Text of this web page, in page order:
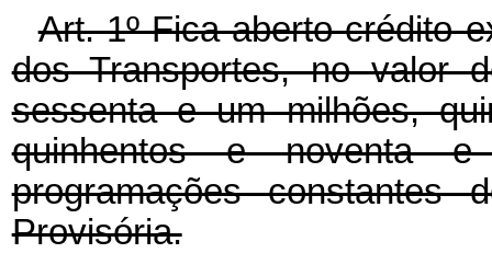
Art. 1º Fica aberto crédito
dos Transportes, no valor
sessenta e um milhões,
quinhentos e noventa
programações
Provisória.